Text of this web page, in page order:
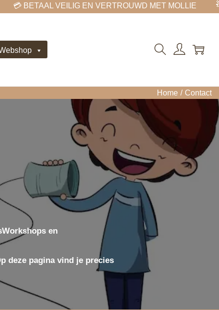
BETAAL VEILIG EN VERTROUWD MET MOLLIE 🧸
Home / Contact
en
deze pagina vind je precies